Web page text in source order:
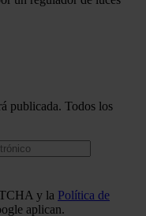
publicada. Todos los
y la Política de
aplican.